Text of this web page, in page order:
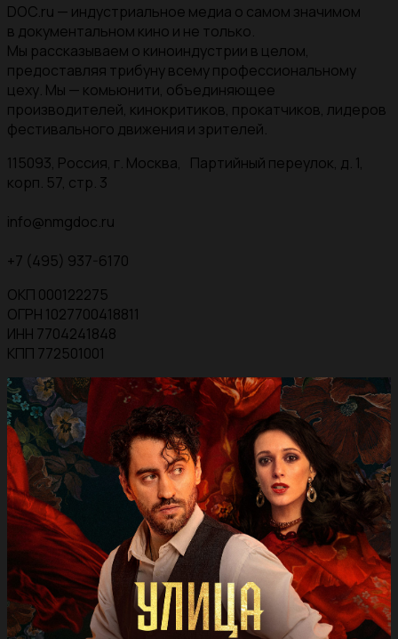
DOC.ru — индустриальное медиа о самом значимом
в документальном кино и не только.
Мы рассказываем о киноиндустрии в целом,
предоставляя трибуну всему профессиональному
цеху. Мы — комьюнити, объединяющее
производителей, кинокритиков, прокатчиков, лидеров
фестивального движения и зрителей.
115093, Россия, г. Москва, Партийный переулок, д. 1,
корп. 57, стр. 3
info@nmgdoc.ru
+7 (495) 937-6170
ОКП 000122275
ОГРН 1027700418811
ИНН 7704241848
КПП 772501001